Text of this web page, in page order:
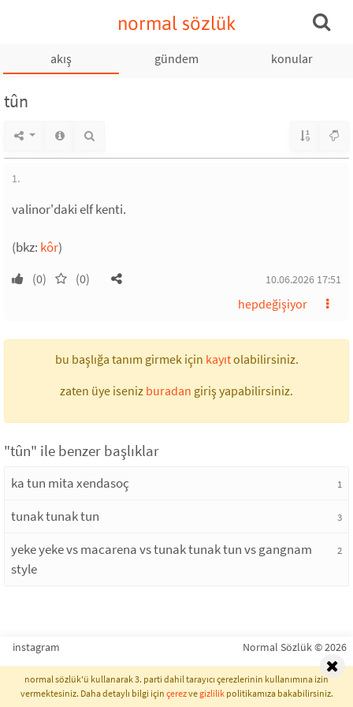
normal sözlük
akış gündem konular
tûn
1.
valinor'daki elf kenti.
(bkz: kôr)
(0) (0) 10.06.2026 17:51
hepdeğişiyor
bu başlığa tanım girmek için kayıtolabilirsiniz.
zaten üye iseniz buradan giriş yapabilirsiniz.
"tûn" ile benzer başlıklar
ka tun mita xendasoç 1
tunak tunak tun 3
yeke yeke vs macarena vs tunak tunak tun vs gangnam
style
2
instagram Normal Sözlük © 2026
normal sözlük'ü kullanarak 3. parti dahil tarayıcı çerezlerinin kullanımına izin
vermektesiniz. Daha detaylı bilgi için çerezvegizlilikpolitikamıza bakabilirsiniz.